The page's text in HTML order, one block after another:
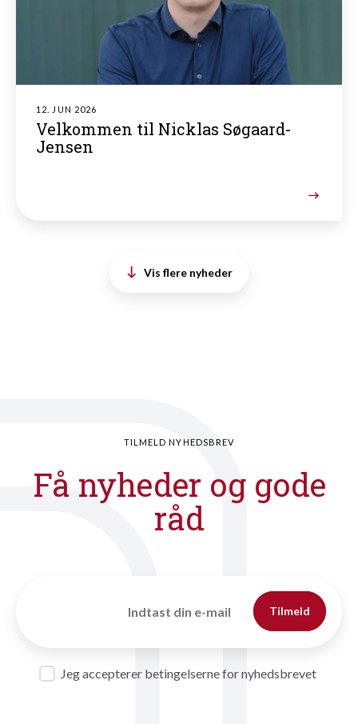
12. JUN 2026
Velkommen til Nicklas Søgaard-
Jensen
Vis flere nyheder
TILMELD NYHEDSBREV
Få nyheder og gode
råd
Jeg accepterer betingelserne for nyhedsbrevet
Tilmeld